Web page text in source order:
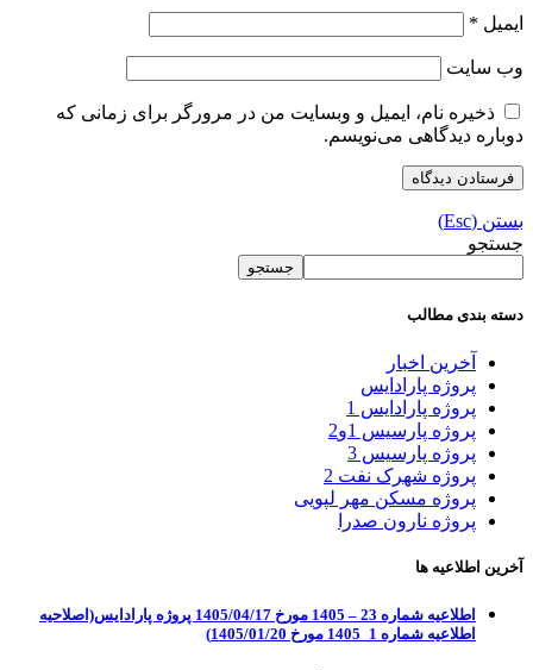
ایمیل *
وب‌ سایت
ذخیره نام، ایمیل و وبسایت من در مرورگر برای زمانی که
دوباره دیدگاهی می‌نویسم.
بستن (Esc)
جستجو
جستجو
دسته بندی مطالب
آخرین اخبار
پروژه پارادایس
پروژه پارادایس 1
پروژه پارسیس 1و2
پروژه پارسیس 3
پروژه شهرک نفت 2
پروژه مسکن مهر لپویی
پروژه نارون صدرا
آخرین اطلاعیه ها
اطلاعیه شماره 23 – 1405 مورخ 1405/04/17 پروژه پارادایس(اصلاحیه
اطلاعیه شماره 1_1405 مورخ 1405/01/20)